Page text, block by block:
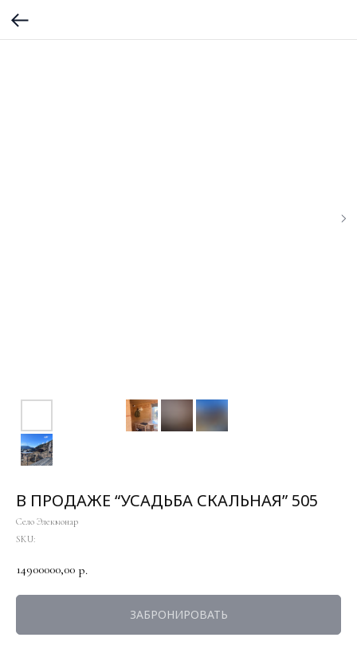
В ПРОДАЖЕ “УСАДЬБА СКАЛЬНАЯ” 505
Село Элекмонар
SKU:
14900000,00 р.
ЗАБРОНИРОВАТЬ